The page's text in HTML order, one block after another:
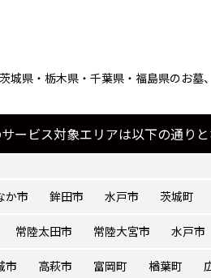
茨城県・栃木県・千葉県・福島県のお
ービス対象エリアは以下の通り
か市 鉾田市 水戸市 茨城町
常陸太田市 常陸大宮市 水戸市
市 高萩市 富岡町 楢葉町